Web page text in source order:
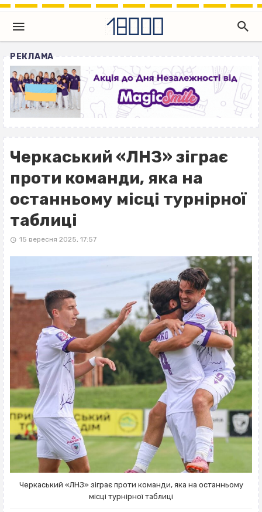
РЕКЛАМА
Черкаський «ЛНЗ» зіграє
проти команди, яка на
останньому місці турнірної
таблиці
15 вересня 2025, 17:57
Черкаський «ЛНЗ» зіграє проти команди, яка на останньому
місці турнірної таблиці